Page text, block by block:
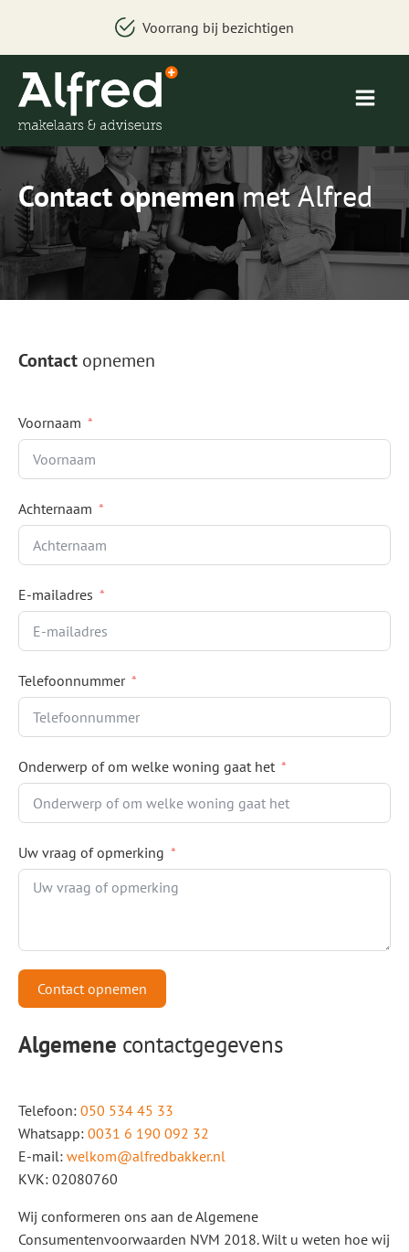
Voorrang bij bezichtigen
Contact opnemenmet Alfred
Algemene contactgegevens
Telefoon: 050 534 45 33
Whatsapp: 0031 6 190 092 32
E-mail: welkom@alfredbakker.nl
KVK: 02080760
Wij conformeren ons aan de Algemene
Consumentenvoorwaarden NVM 2018. Wilt u weten hoe wij
Contact opnemen
Voornaam
Achternaam
E-mailadres
Telefoonnummer
Onderwerp of om welke woning gaat het
Uw vraag of opmerking
Contact opnemen